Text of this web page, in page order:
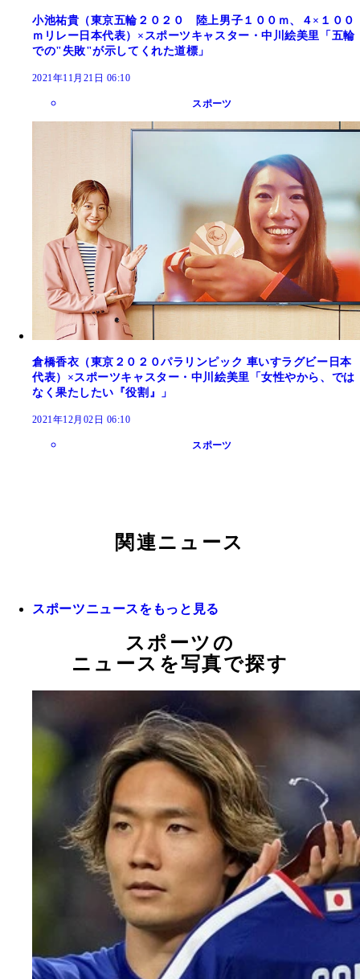
小池祐貴（東京五輪２０２０ 陸上男子１００ｍ、４×１００
ｍリレー日本代表）×スポーツキャスター・中川絵美里「五輪
での"失敗"が示してくれた道標」
2021年11月21日 06:10
スポーツ
倉橋香衣（東京２０２０パラリンピック 車いすラグビー日本
代表）×スポーツキャスター・中川絵美里「女性やから、では
なく果たしたい『役割』」
2021年12月02日 06:10
スポーツ
関連ニュース
スポーツニュースをもっと見る
スポーツの
ニュースを写真で探す